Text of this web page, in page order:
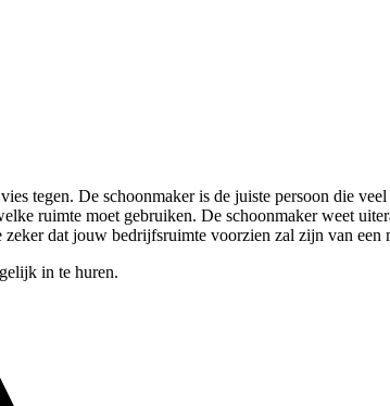
tegen. De schoonmaker is de juiste persoon die
ruimte moet gebruiken. De schoonmaker weet
dat jouw bedrijfsruimte voorzien zal zijn van een
in te huren.